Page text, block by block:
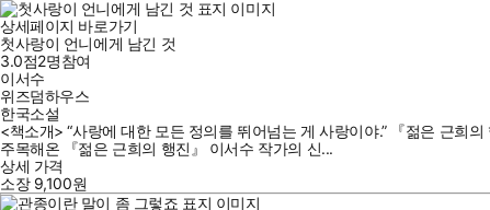
상세페이지 바로가기
첫사랑이 언니에게 남긴 것
3.0점2명참여
이서수
위즈덤하우스
한국소설
<책소개> “사랑에 대한 모든 정의를 뛰어넘는 게 사랑이야.” 『젊은 근희
주목해온 『젊은 근희의 행진』 이서수 작가의 신...
상세 가격
소장 9,100원